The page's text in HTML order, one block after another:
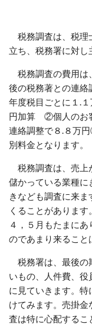
税務調査は、税理
立ち、税務署に対し
税務調査の費用は
後の税務著との連絡
年度税目ごとに１.
円加算 ②個人のお
連絡調整で８.８万
別料金となります。
税務調査は、売上
儲かっている業種に
きなども調査に来
くることがあります
４，５月もたまに
のであまり来ること
税務署は、最後の
いもの、人件費、
に見ていきます。
けてみます。売掛
査は特に心配するこ